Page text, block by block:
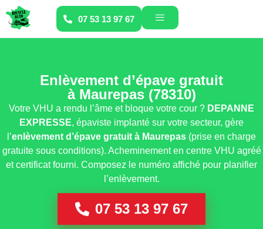
07 53 13 97 67
Enlèvement d’épave gratuit
à Maurepas (78310)
Votre VHU a rendu l’âme et bloque votre cour ? DEPANNE
EXPRESSE, épaviste implanté sur votre secteur, gère
l’enlèvement d’épave gratuit à Maurepas (prise en charge
gratuite sous conditions). Acheminement en centre VHU agréé
et certificat fourni. Composez le numéro affiché pour planifier
l’enlèvement.
07 53 13 97 67